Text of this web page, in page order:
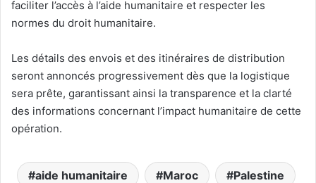
faciliter l’accès à l’aide humanitaire et respecter les
normes du droit humanitaire.
Les détails des envois et des itinéraires de distribution
seront annoncés progressivement dès que la logistique
sera prête, garantissant ainsi la transparence et la clarté
des informations concernant l’impact humanitaire de cette
opération.
aide humanitaire Maroc Palestine